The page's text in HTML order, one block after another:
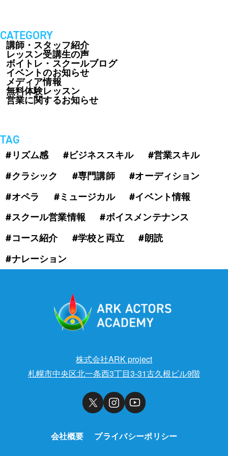
CATEGORY
講師・スタッフ紹介
レッスン受講生の声
ボイトレ・スクールブログ
イベントのお知らせ
メディア情報
無料体験レッスン
営業に関するお知らせ
TAG
#リズム感 #ビジネススキル
#営業スキル
#クラシック
#専門講師
#オーディション
#オペラ
#ミュージカル
#イベント情報
#スクール営業情報
#ボイスメンテナンス
#コース紹介
#学校と両立
#朗読
#ナレーション
株式会社ARK project
札幌市中央区北一条西3丁目3-31古久根ビル9階
会社概要 プライバシーポリシー